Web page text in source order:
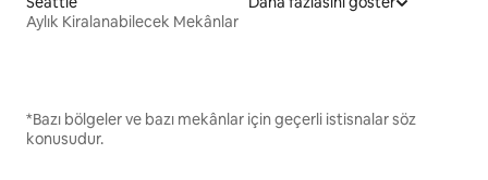
Aylık Kiralanabilecek Mekânlar
*Bazı bölgeler ve bazı mekânlar için geçerli istisnalar söz
konusudur.